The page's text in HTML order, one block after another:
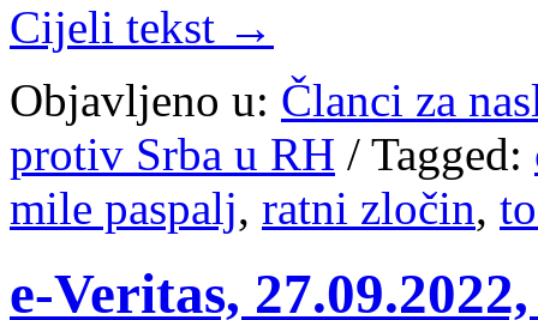
Cijeli tekst →
Objavljeno u: Članci za
protiv Srba u RH / Tagged:
mile paspalj, ratni zločin,
e-Veritas,